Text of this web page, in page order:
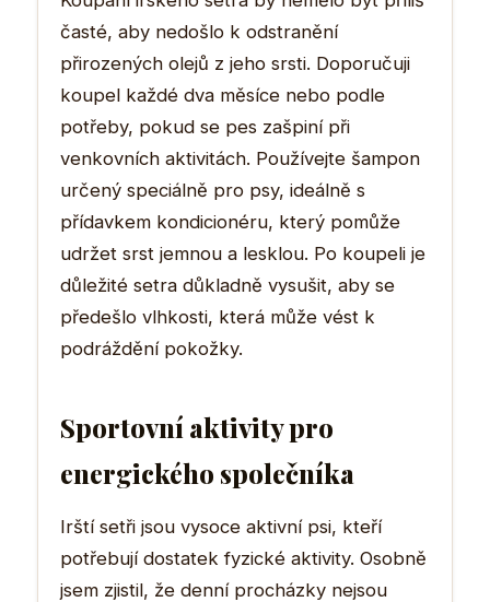
časté, aby nedošlo k odstranění
přirozených olejů z jeho srsti. Doporučuji
koupel každé dva měsíce nebo podle
potřeby, pokud se pes zašpiní při
venkovních aktivitách. Používejte šampon
určený speciálně pro psy, ideálně s
přídavkem kondicionéru, který pomůže
udržet srst jemnou a lesklou. Po koupeli je
důležité setra důkladně vysušit, aby se
předešlo vlhkosti, která může vést k
podráždění pokožky.
Sportovní aktivity pro
energického společníka
Irští setři jsou vysoce aktivní psi, kteří
potřebují dostatek fyzické aktivity. Osobně
jsem zjistil, že denní procházky nejsou